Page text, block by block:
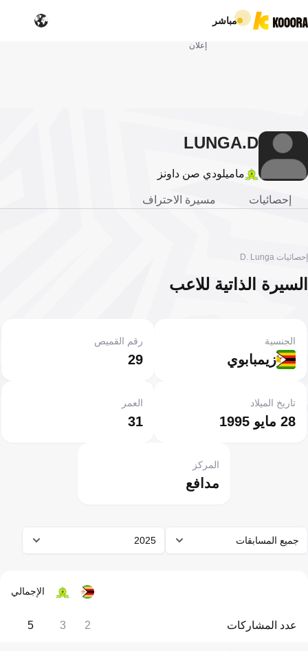
مباشر
إعلان
D.
LUNGA
ماميلودي صن داونز
إحصائيات مسيرة الاحتراف
إحصائيات D. Lunga
السيرة الذاتية للاعب
زيمبابوي
الجنسية
29
رقم القميص
28 مايو 1995
تاريخ الميلاد
31
العمر
مدافع
المركز
جميع المسابقات 2025
الإجمالي
عدد المشاركات 2
3
5